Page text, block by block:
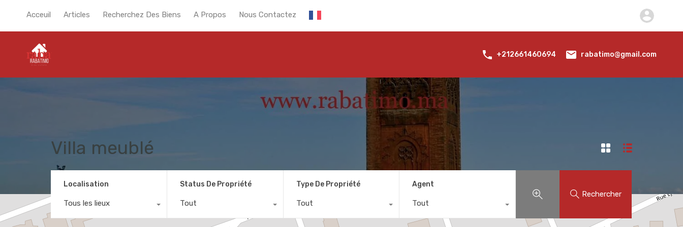
Nous Contactez
Acceuil Articles Recherchez Des Biens A Propos Nous Contactez
+212661460694 rabatimo@gmail.com
Villa meublé
Localisation
Tous les lieux
Status De Propriété
Tout
Type De Propriété
Tout
Agent
Tout
Rechercher